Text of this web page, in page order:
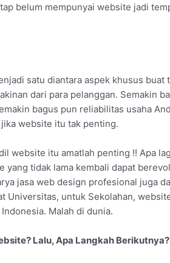
belum mempunyai website jadi
satu diantara aspek khusus
dari para pelanggan. Semakin
bagus pun reliabilitas usaha
website itu tak penting.
website itu amatlah penting !! Apa
yang tidak lama kembali dapat
jasa web design profesional juga
Universitas, untuk Sekolahan,
Malah di dunia.
Lalu, Apa Langkah Berikutnya?